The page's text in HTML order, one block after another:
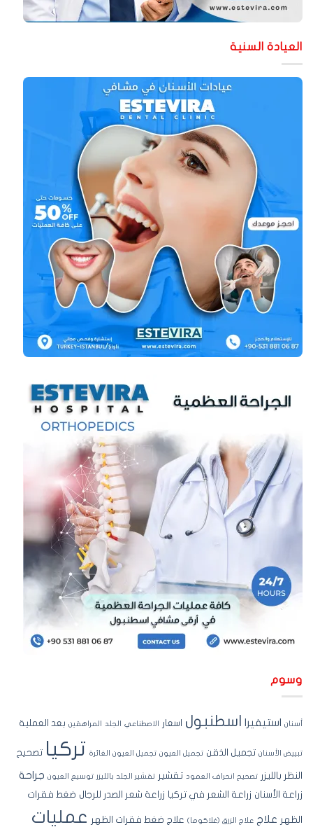
السنية
استيفيرا اسطنبول اسعار الاصطناعي الجلد المراهقين بعد العملية
الأسنان تجميل الذقن تجميل العيون تجميل العيون الغائرة تركيا تصحيح
بالليزر تصحيح انحراف العمود تقشير تقشير الجلد بالليزر توسيع العيون جراحة
الأسنان زراعة الشعر في تركيا زراعة شعر الصدر للرجال ضغط فقرات
علاج علاج الزرق (غلاكوما) علاج ضغط فقرات الظهر عمليات